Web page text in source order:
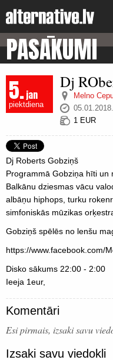
PASĀKUMI
5.jan
piektdiena
Dj
Melno
1 EUR
Dj Roberts Gobziņš
Programmā Gobziņa hīti un
Balkānu dziesmas vācu
albāņu hiphops, turku
simfoniskās mūzikas
Gobziņš spēlēs no lenšu
https://www.facebook.com/
Disko sākums 22:00 - 2:00
Ieeja 1eur,
Komentāri
Esi pirmais, izsaki savu
Izsaki savu viedokli